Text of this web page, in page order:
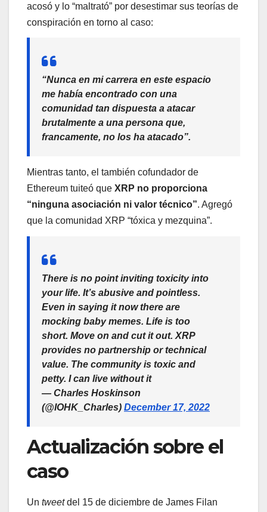
acosó y lo “maltrató” por desestimar sus teorías de
conspiración en torno al caso:
“Nunca en mi carrera en este espacio
me había encontrado con una
comunidad tan dispuesta a atacar
brutalmente a una persona que,
francamente, no los ha atacado”.
Mientras tanto, el también cofundador de
Ethereum tuiteó que XRP no proporciona
“ninguna asociación ni valor técnico”. Agregó
que la comunidad XRP “tóxica y mezquina”.
There is no point inviting toxicity into
your life. It’s abusive and pointless.
Even in saying it now there are
mocking baby memes. Life is too
short. Move on and cut it out. XRP
provides no partnership or technical
value. The community is toxic and
petty. I can live without it
— Charles Hoskinson
(@IOHK_Charles) December 17, 2022
Actualización sobre el
caso
Un tweetdel 15 de diciembre de James Filan